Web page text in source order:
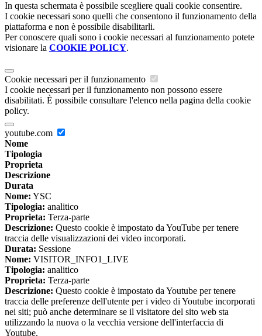
In questa schermata è possibile scegliere quali cookie consentire.
I cookie necessari sono quelli che consentono il funzionamento della
piattaforma e non è possibile disabilitarli.
Per conoscere quali sono i cookie necessari al funzionamento potete
visionare la COOKIE POLICY.
Cookie necessari per il funzionamento
I cookie necessari per il funzionamento non possono essere
disabilitati. È possibile consultare l'elenco nella pagina della cookie
policy.
youtube.com
Nome
Tipologia
Proprieta
Descrizione
Durata
Nome: YSC
Tipologia: analitico
Proprieta: Terza-parte
Descrizione: Questo cookie è impostato da YouTube per tenere
traccia delle visualizzazioni dei video incorporati.
Durata: Sessione
Nome: VISITOR_INFO1_LIVE
Tipologia: analitico
Proprieta: Terza-parte
Descrizione: Questo cookie è impostato da Youtube per tenere
traccia delle preferenze dell'utente per i video di Youtube incorporati
nei siti; può anche determinare se il visitatore del sito web sta
utilizzando la nuova o la vecchia versione dell'interfaccia di
Youtube.